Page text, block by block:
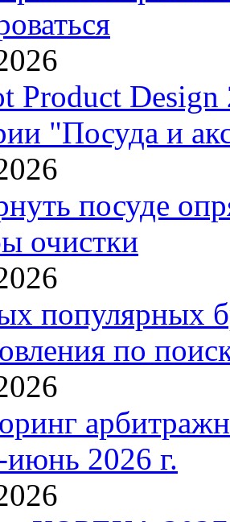
Product Design
"Посуда и
посуде
очистки
популярных
по
июнь 2026 г.